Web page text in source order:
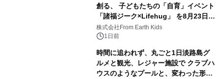
創る、 子どもたちの「自育」イベント
「諸福ジーク×Lifehug」 を8月23日
(日)開催
株式会社From Earth Kids
1日前
時間に追われず、丸ごと1日淡路島グ
ルメと観光、レジャー施設で クラブハ
ウスのようなプールと、変わった形の